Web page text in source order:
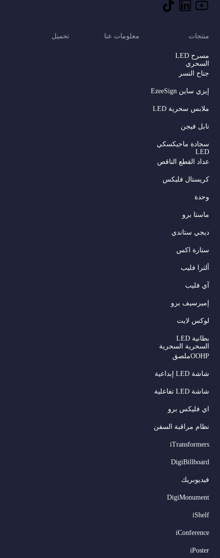
منتجات
مسرح LED
السحري
جناح النسر
إيزي ساين EzeeSign
ملابس سحرية LED
تابل فيجن
سجادة ماجيكسكي
LED
عداد القطع الناقص
كريستال فليكس
وحدة
ماستا برو
ديجي ستاندي
ستارة اكس
ألترا فليب
آي فليب
إميرسيف برو
لوكس لايت
بطانية LED
السحرية السحرية
OOHPملصق
شاشة LED إبداعية
شاشة LED تفاعلية
اي فليكس برو
نظام مراقبة السفن
iTransformers
DigiBillboard
فيديوبريك
DigiMonument
iShelf
iConference
iPoster
معلومات عنا تحميل